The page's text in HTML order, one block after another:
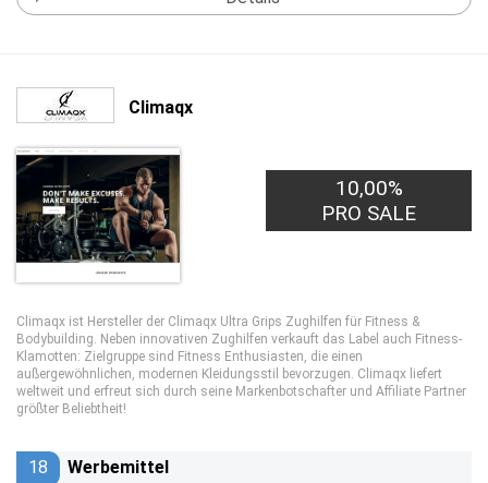
Climaqx
10,00%
PRO SALE
Climaqx ist Hersteller der Climaqx Ultra Grips Zughilfen für Fitness &
Bodybuilding. Neben innovativen Zughilfen verkauft das Label auch Fitness-
Klamotten: Zielgruppe sind Fitness Enthusiasten, die einen
außergewöhnlichen, modernen Kleidungsstil bevorzugen. Climaqx liefert
weltweit und erfreut sich durch seine Markenbotschafter und Affiliate Partner
größter Beliebtheit!
18 Werbemittel